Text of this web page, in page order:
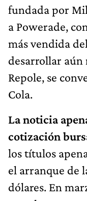
fundada por
a Powerade,
más vendida
desarrollar
Repole, se
Cola.
La noticia
cotización
los títulos
el arranque de
dólares. En